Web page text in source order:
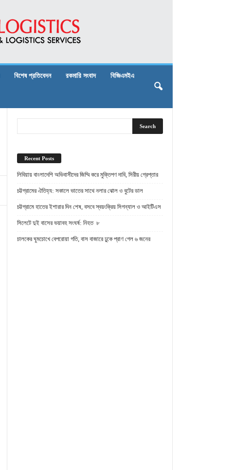
বিশেষ প্রতিবেদন রকমারি সংবাদ বিজিএমইএ
Recent Posts
লিবিয়ায় বাংলাদেশি অভিবাসীদের জিম্মি করে মুক্তিপণ দাবি, সিরীয় গ্রেপ্তার
চট্টগ্রামের ঐতিহ্য: সকালে ভাতের সাথে নলার ঝোল ও বুটের ডাল
চট্টগ্রামে হাতের ইশারার দিন শেষ, বসবে স্বয়ংক্রিয় সিগন্যাল ও আইটিএস
সিলেটে দুই বাসের ভয়াবহ সংঘর্ষ: নিহত ৮
চালকের ঘুমচোখে বেপরোয়া গতি, বাস বাজারে ঢুকে প্রাণ গেল ৬ জনের